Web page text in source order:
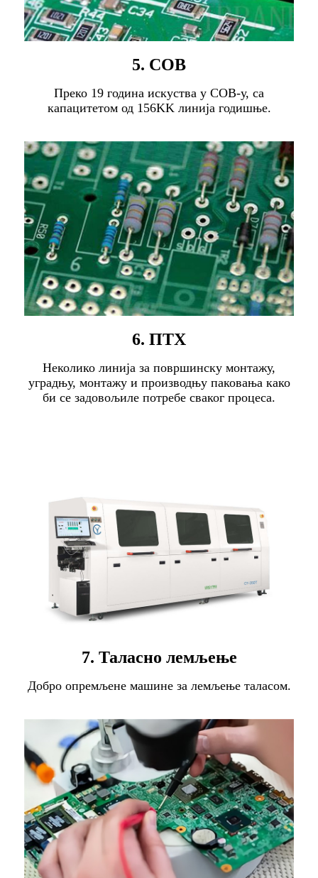
5. COB
Преко 19 година искуства у COB-у, са
капацитетом од 156KK линија годишње.
6. ПТХ
Неколико линија за површинску монтажу,
уградњу, монтажу и производњу паковања како
би се задовољиле потребе сваког процеса.
7. Таласно лемљење
Добро опремљене машине за лемљење таласом.